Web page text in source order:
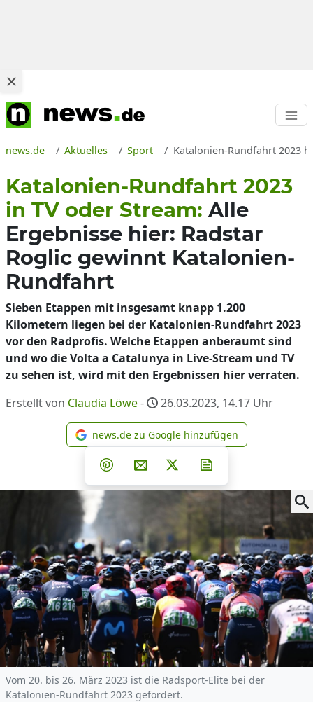
news.de Aktuelles Sport Katalonien-Rundfahrt 2023
Katalonien-Rundfahrt 2023
in TV oder Stream: Alle
Ergebnisse hier: Radstar
Roglic gewinnt Katalonien-
Rundfahrt
Sieben Etappen mit insgesamt knapp 1.200
Kilometern liegen bei der Katalonien-Rundfahrt 2023
vor den Radprofis. Welche Etappen anberaumt sind
und wo die Volta a Catalunya in Live-Stream und TV
zu sehen ist, wird mit den Ergebnissen hier verraten.
Erstellt von Claudia Löwe- 26.03.2023, 14.17 Uhr
news.de zu Google
news.de zu Google hinzufügen
Teilen auf Facebook
Teilen auf Whatsapp
Teilen auf Telegram
Teilen auf Pinterest
Per E-Mail teilen
Post auf X
Vom 20. bis 26. März 2023 ist die Radsport-Elite bei der
Katalonien-Rundfahrt 2023 gefordert.